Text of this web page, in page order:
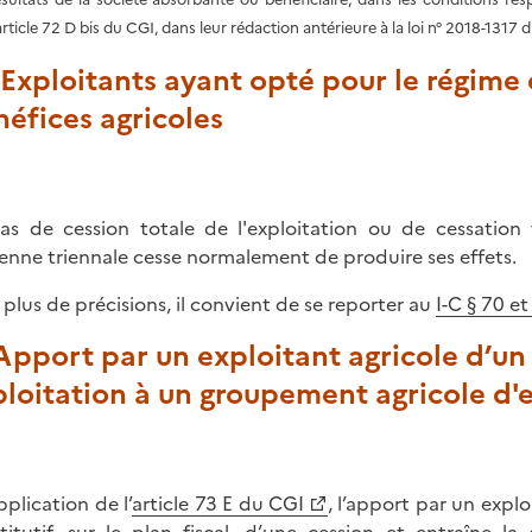
72 D bis du CGI, dans leur rédaction antérieure à la loi n° 2018-
ayant opté pour le
agricoles
de cession totale de l'exploitation ou de
triennale cesse normalement de produire ses effets.
plus de précisions, il convient de se reporter au I-C § 70
par un exploitant agricole
à un groupement agricole
de l’article 73 E du CGI
, l’apport par un